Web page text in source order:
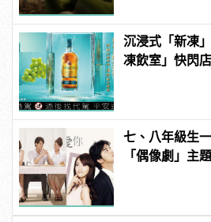
沉浸式「新凍
凍飲室」快閃
七、八年級生
「偶像劇」主